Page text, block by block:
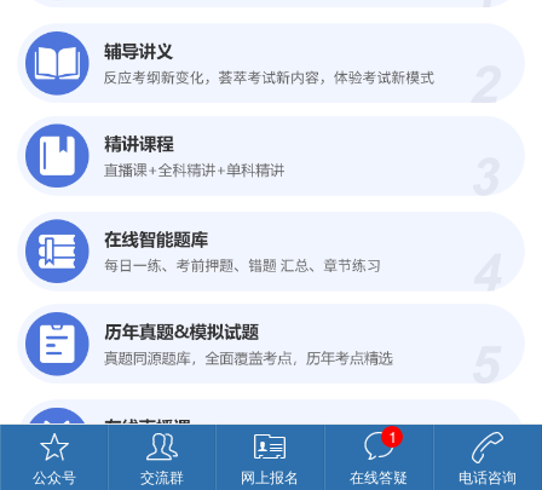
公众号 交流群 网上报名 在线答疑
1
电话咨询